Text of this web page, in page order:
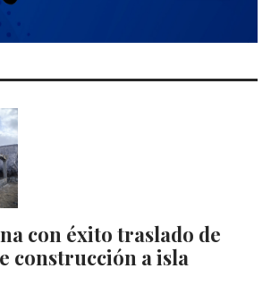
con éxito traslado de
construcción a isla